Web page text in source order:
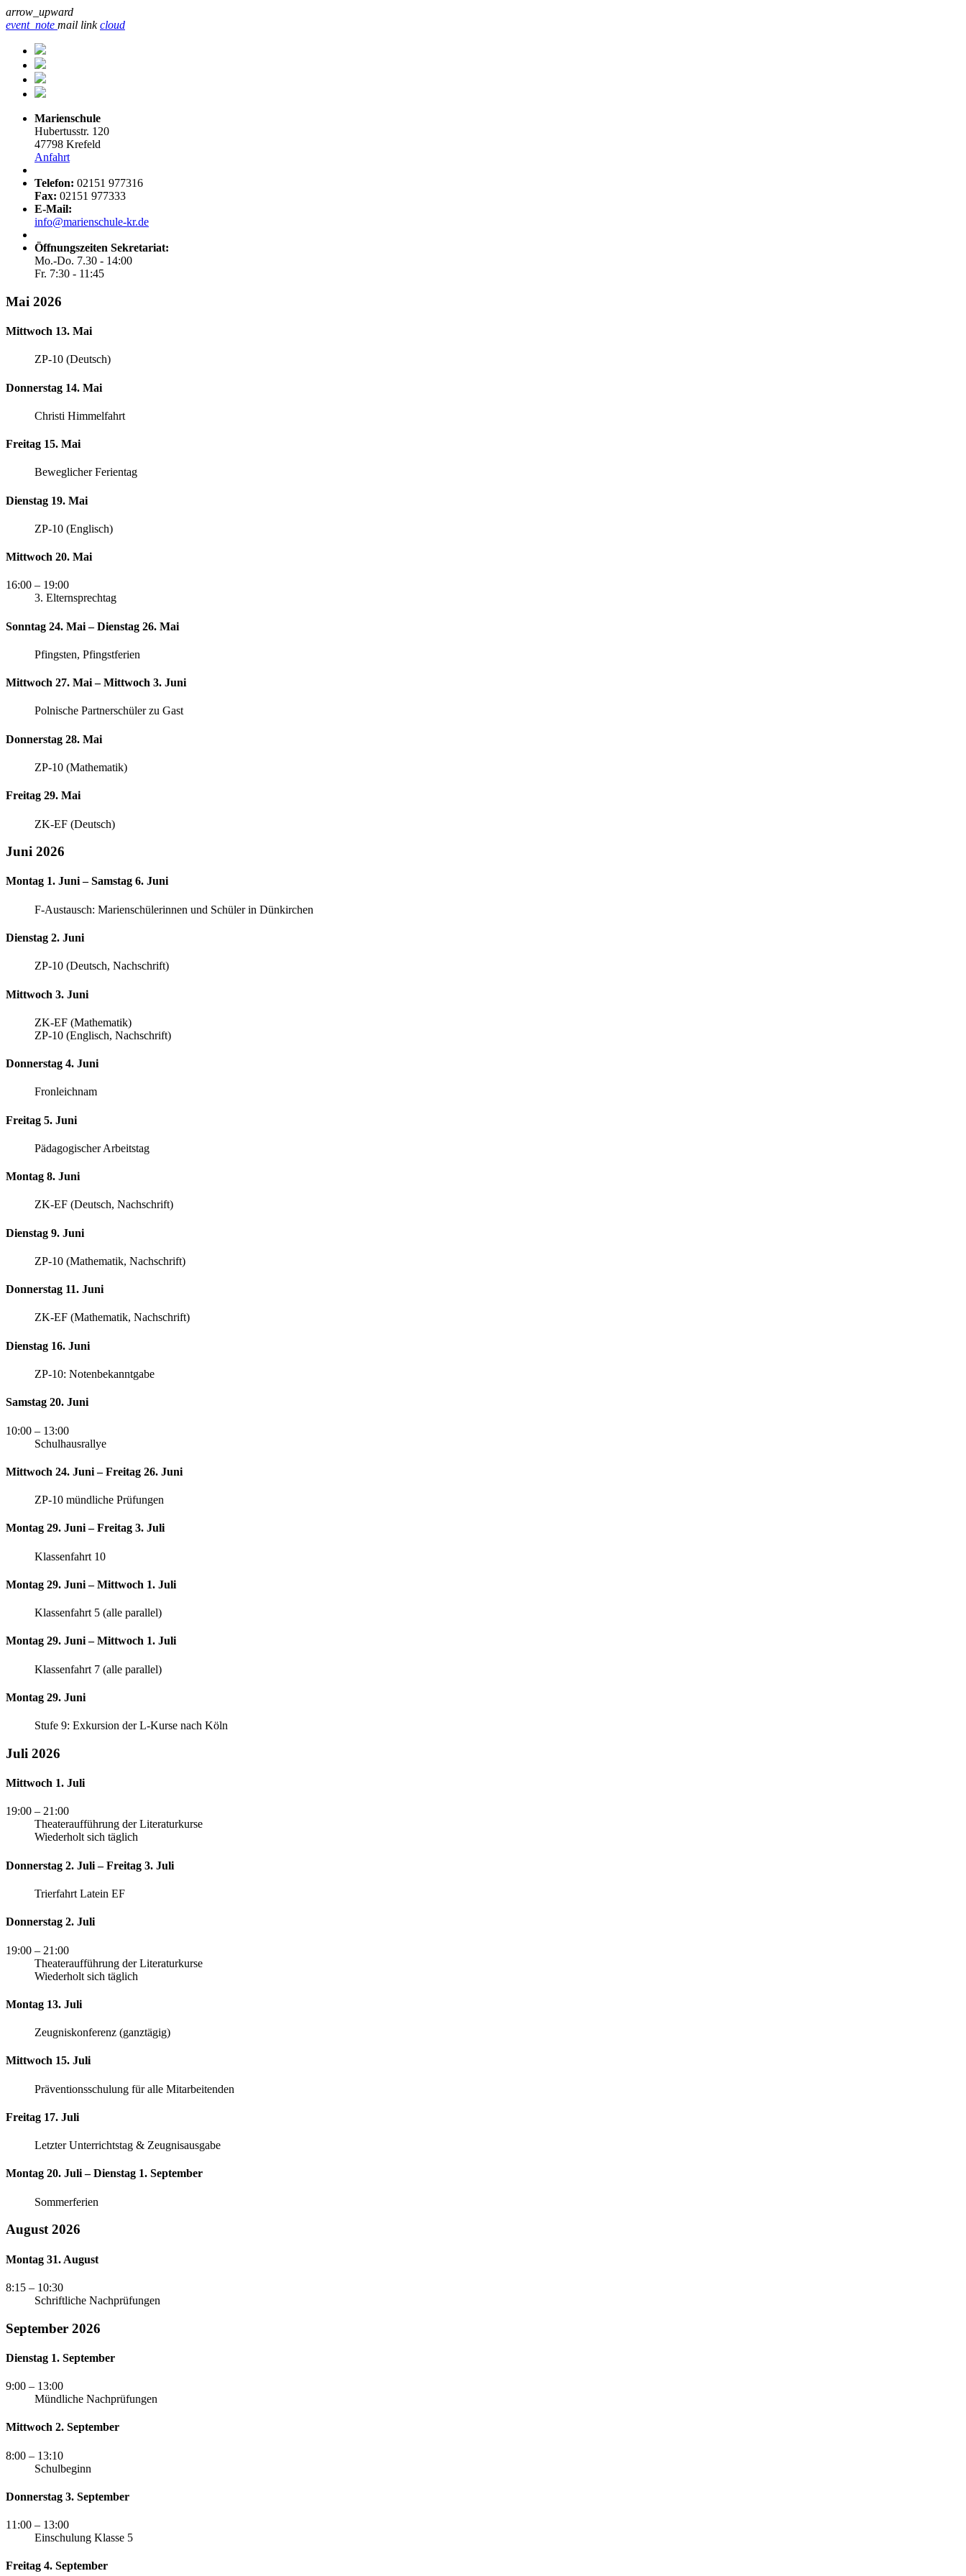
arrow_upward
event_note mail link cloud
Marienschule
Hubertusstr. 120
47798 Krefeld
Anfahrt
Telefon: 02151 977316
Fax: 02151 977333
E-Mail:
info@marienschule-kr.de
Öffnungszeiten Sekretariat:
Mo.-Do. 7.30 - 14:00
Fr. 7:30 - 11:45
Mai 2026
Mittwoch 13. Mai
ZP-10 (Deutsch)
Donnerstag 14. Mai
Christi Himmelfahrt
Freitag 15. Mai
Beweglicher Ferientag
Dienstag 19. Mai
ZP-10 (Englisch)
Mittwoch 20. Mai
16:00 – 19:00
3. Elternsprechtag
Sonntag 24. Mai – Dienstag 26. Mai
Pfingsten, Pfingstferien
Mittwoch 27. Mai – Mittwoch 3. Juni
Polnische Partnerschüler zu Gast
Donnerstag 28. Mai
ZP-10 (Mathematik)
Freitag 29. Mai
ZK-EF (Deutsch)
Juni 2026
Montag 1. Juni – Samstag 6. Juni
F-Austausch: Marienschülerinnen und Schüler in Dünkirchen
Dienstag 2. Juni
ZP-10 (Deutsch, Nachschrift)
Mittwoch 3. Juni
ZK-EF (Mathematik)
ZP-10 (Englisch, Nachschrift)
Donnerstag 4. Juni
Fronleichnam
Freitag 5. Juni
Pädagogischer Arbeitstag
Montag 8. Juni
ZK-EF (Deutsch, Nachschrift)
Dienstag 9. Juni
ZP-10 (Mathematik, Nachschrift)
Donnerstag 11. Juni
ZK-EF (Mathematik, Nachschrift)
Dienstag 16. Juni
ZP-10: Notenbekanntgabe
Samstag 20. Juni
10:00 – 13:00
Schulhausrallye
Mittwoch 24. Juni – Freitag 26. Juni
ZP-10 mündliche Prüfungen
Montag 29. Juni – Freitag 3. Juli
Klassenfahrt 10
Montag 29. Juni – Mittwoch 1. Juli
Klassenfahrt 5 (alle parallel)
Montag 29. Juni – Mittwoch 1. Juli
Klassenfahrt 7 (alle parallel)
Montag 29. Juni
Stufe 9: Exkursion der L-Kurse nach Köln
Juli 2026
Mittwoch 1. Juli
19:00 – 21:00
Theateraufführung der Literaturkurse
Wiederholt sich täglich
Donnerstag 2. Juli – Freitag 3. Juli
Trierfahrt Latein EF
Donnerstag 2. Juli
19:00 – 21:00
Theateraufführung der Literaturkurse
Wiederholt sich täglich
Montag 13. Juli
Zeugniskonferenz (ganztägig)
Mittwoch 15. Juli
Präventionsschulung für alle Mitarbeitenden
Freitag 17. Juli
Letzter Unterrichtstag & Zeugnisausgabe
Montag 20. Juli – Dienstag 1. September
Sommerferien
August 2026
Montag 31. August
8:15 – 10:30
Schriftliche Nachprüfungen
September 2026
Dienstag 1. September
9:00 – 13:00
Mündliche Nachprüfungen
Mittwoch 2. September
8:00 – 13:10
Schulbeginn
Donnerstag 3. September
11:00 – 13:00
Einschulung Klasse 5
Freitag 4. September